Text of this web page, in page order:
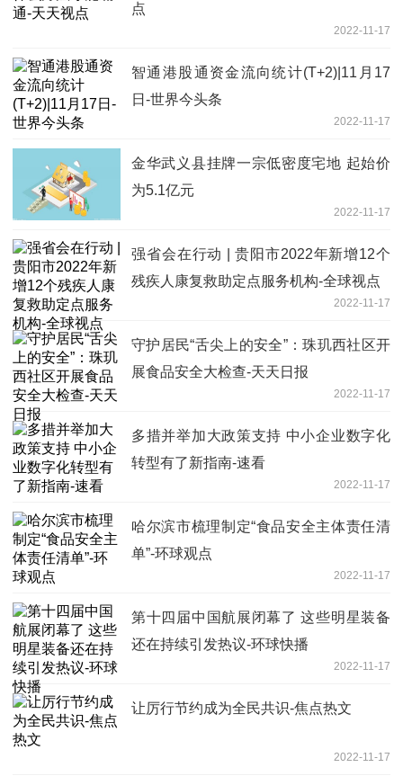
点
2022-11-17
智通港股通资金流向统计(T+2)|11月17
日-世界今头条
2022-11-17
金华武义县挂牌一宗低密度宅地 起始价
为5.1亿元
2022-11-17
强省会在行动 | 贵阳市2022年新增12个
残疾人康复救助定点服务机构-全球视点
2022-11-17
守护居民“舌尖上的安全”：珠玑西社区开
展食品安全大检查-天天日报
2022-11-17
多措并举加大政策支持 中小企业数字化
转型有了新指南-速看
2022-11-17
哈尔滨市梳理制定“食品安全主体责任清
单”-环球观点
2022-11-17
第十四届中国航展闭幕了 这些明星装备
还在持续引发热议-环球快播
2022-11-17
让厉行节约成为全民共识-焦点热文
2022-11-17